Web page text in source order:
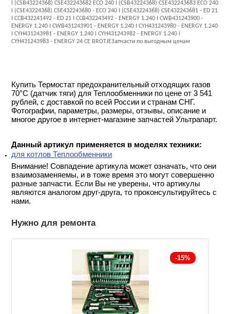
I (CSB43224368) CSE432243682 ECO 240 I (CSB43224368) CSE432243683 ECO 240
I (CSE43224368) CSE432243680 - ECO 240 I (CSE43224368) CSE432243681 - ED 21
I CCB432241492 - ED 21 I CCB432243492 - ENERGY 1.240 I CWB431243900 -
ENERGY 1.240 I CWB431243901 - ENERGY 1.240 I CYH431243980 - ENERGY 1.240
I CYH431243981 - ENERGY 1.240 I CYH431243982 - ENERGY 1.240 I
CYH431243983 - ENERGY 24 CE BROTJEЗапчасти по выгодным ценам
Купить Термостат предохранительный отходящих газов
70°C (датчик тяги) для Теплообменники по цене от 3 541
рублей, с доставкой по всей России и странам СНГ.
Фотографии, параметры, размеры, отзывы, описание и
многое другое в интернет-магазине запчастей Ультрапарт.
Данный артикул применяется в моделях техники:
для котлов Теплообменники
Внимание! Совпадение артикула может означать, что они
взаимозаменяемы, и в тоже время это могут совершенно
разные запчасти. Если Вы не уверены, что артикулы
являются аналогом друг-друга, то проконсультируйтесь с
нами.
Нужно для ремонта
-15%